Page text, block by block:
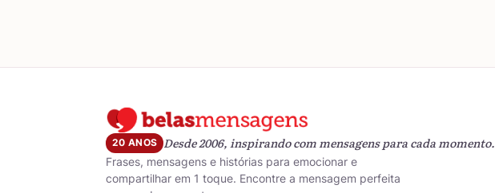
20 ANOS Desde 2006, inspirando com mensagens para cada momento.
Frases, mensagens e histórias para emocionar e
compartilhar em 1 toque. Encontre a mensagem perfeita